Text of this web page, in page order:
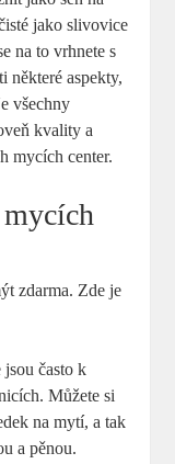
jako slivovice
na to vrhnete s
některé aspekty,
všechny
kvality a
mycích center.
‍zdarma. Zde je
jsou často k
Můžete si
na mytí, a​ tak
a pěnou.